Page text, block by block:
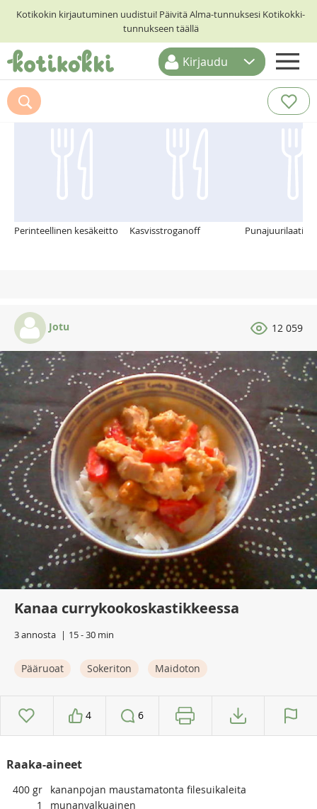
Kotikokin kirjautuminen uudistui! Päivitä Alma-tunnuksesi Kotikokki-
tunnukseen täällä
ETUSIVU
RESEPTIHAKU
Kirjaudu
Suosittelemme myös
Perinteellinen kesäkeitto Kasvisstroganoff
Jotu 12 059
Kanaa currykookoskastikkeessa
3 annosta 15 - 30 min
Pääruoat Sokeriton Maidoton
4 6
Raaka-aineet
400 gr
kananpojan maustamatonta filesuikaleita
1
munanvalkuainen